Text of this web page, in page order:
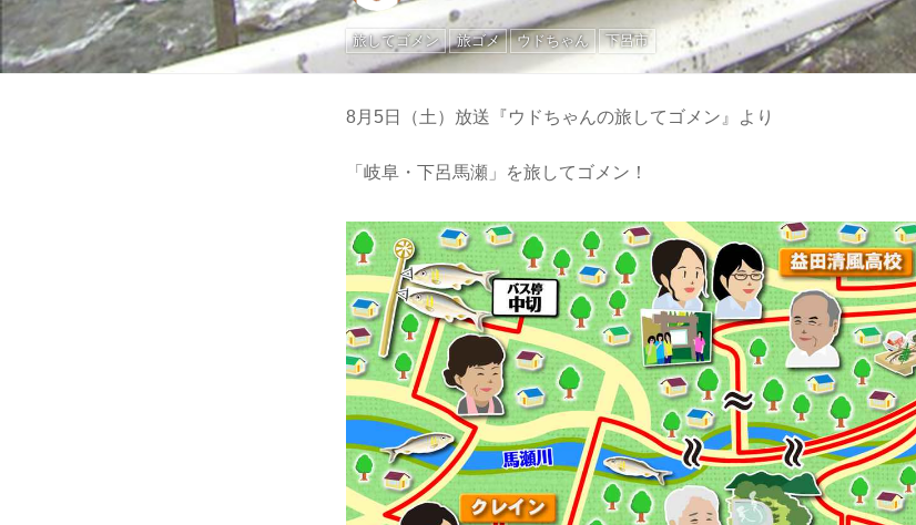
旅してゴメン 旅ゴメ ウドちゃん 下呂市
8月5日（土）放送『ウドちゃんの旅してゴメン』より
「岐阜・下呂馬瀬」を旅してゴメン！